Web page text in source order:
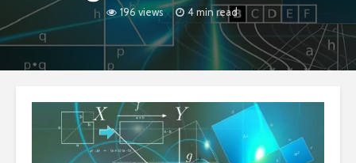
196 views
4 min read